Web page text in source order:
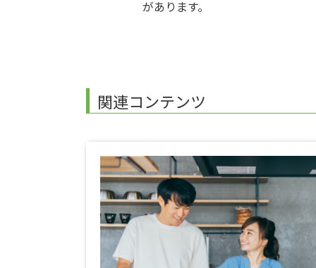
があります。
関連コンテンツ